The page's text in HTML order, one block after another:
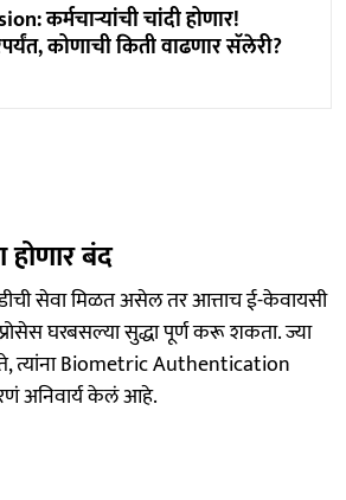
कर्मचाऱ्यांची चांदी होणार!
कोणाची किती वाढणार सॅलेरी?
होणार बंद
सेवा मिळत असेल तर आत्ताच ई-केवायसी
घरबसल्या सुद्धा पूर्ण करू शकता. ज्या
त्यांना Biometric Authentication
अनिवार्य केलं आहे.